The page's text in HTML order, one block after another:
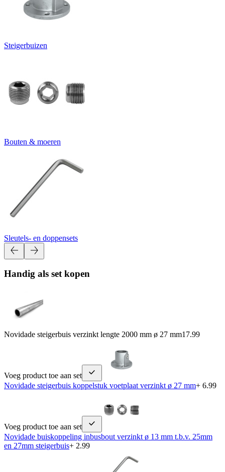
Steigerbuizen
Bouten & moeren
Sleutels- en doppensets
Handig als set kopen
Novidade steigerbuis verzinkt lengte 2000 mm ø 27 mm17.99
Voeg product toe aan set
Novidade steigerbuis koppelstuk voetplaat verzinkt ø 27 mm+ 6.99
Voeg product toe aan set
Novidade buiskoppeling inbusbout verzinkt ø 13 mm t.b.v. 25mm
en 27mm steigerbuis+ 2.99